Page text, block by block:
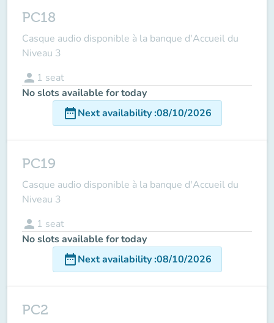
PC18
Casque audio disponible à la banque d'Accueil du
Niveau 3
person 1 seat
No slots available for today
date_rangeNext availability:08/10/2026
PC19
Casque audio disponible à la banque d'Accueil du
Niveau 3
person 1 seat
No slots available for today
date_rangeNext availability:08/10/2026
PC2